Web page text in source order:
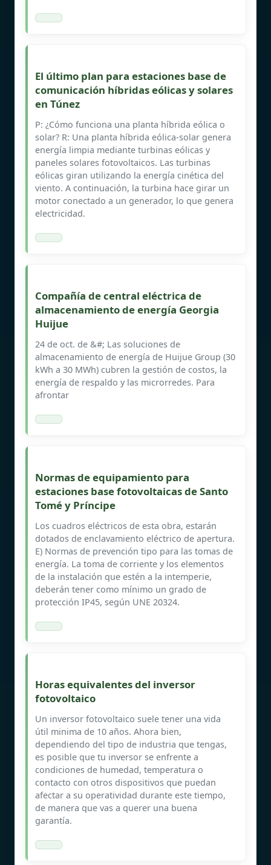
El último plan para estaciones base de
comunicación híbridas eólicas y solares
en Túnez
P: ¿Cómo funciona una planta híbrida eólica o
solar? R: Una planta híbrida eólica-solar genera
energía limpia mediante turbinas eólicas y
paneles solares fotovoltaicos. Las turbinas
eólicas giran utilizando la energía cinética del
viento. A continuación, la turbina hace girar un
motor conectado a un generador, lo que genera
electricidad.
Compañía de central eléctrica de
almacenamiento de energía Georgia
Huijue
24 de oct. de &#; Las soluciones de
almacenamiento de energía de Huijue Group (30
kWh a 30 MWh) cubren la gestión de costos, la
energía de respaldo y las microrredes. Para
afrontar
Normas de equipamiento para
estaciones base fotovoltaicas de Santo
Tomé y Príncipe
Los cuadros eléctricos de esta obra, estarán
dotados de enclavamiento eléctrico de apertura.
E) Normas de prevención tipo para las tomas de
energía. La toma de corriente y los elementos
de la instalación que estén a la intemperie,
deberán tener como mínimo un grado de
protección IP45, según UNE 20324.
Horas equivalentes del inversor
fotovoltaico
Un inversor fotovoltaico suele tener una vida
útil minima de 10 años. Ahora bien,
dependiendo del tipo de industria que tengas,
es posible que tu inversor se enfrente a
condiciones de humedad, temperatura o
contacto con otros dispositivos que puedan
afectar a su operatividad durante este tiempo,
de manera que vas a querer una buena
garantía.